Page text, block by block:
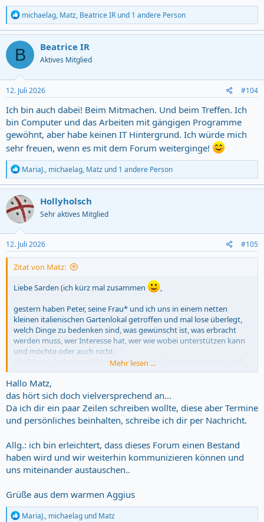
R
e
a
c
t
i
o
n
s
:
michaelag, Matz, Beatrice IR und 1 andere Person
B Beatrice IR
Aktives Mitglied
12. Juli 2026 #104
Ich bin auch dabei! Beim Mitmachen. Und beim Treffen. Ich
bin Computer und das Arbeiten mit gängigen Programme
gewöhnt, aber habe keinen IT Hintergrund. Ich würde mich
sehr freuen, wenn es mit dem Forum weiterginge!
R
e
a
c
t
i
o
n
s
:
MariaJ., michaelag, Matz und 1 andere Person
Hollyholsch
Sehr aktives Mitglied
12. Juli 2026 #105
Zitat von Matz:
Liebe Sarden (ich kürz mal zusammen
,
gestern haben Peter, seine Frau* und ich uns in einem netten
kleinen italienischen Gartenlokal getroffen und mal lose überlegt,
welch Dinge zu bedenken sind, was gewünscht ist, was erbracht
werden muss, wer Interesse hat, wer wie wobei unterstützen kann
und möchte oder auch nicht.
Alle Ideen, Gedanken, Wünsche, Aussagen, Bedenken wurden auf
den Tisch gebracht.
Anfragen, Angebote, Szenarien, Personen, Kunkurenten,
Vergangenheit, Finanzen, Steuern, Einnahmen, Ausgaben...
durchdacht.
Zuvorderst die Erklärung zum Stern (*) = Sie hat hier einige Kraft
einmal ganz öffentlich. Denn diese ist im technischen Bereich gar
nicht ohne!
Es wird einen Übergang oder ein Ende geben. Ihr alle seid gefragt.
Wenn es weiter geht, wird es auch Neues geben. Ideen, neue wie
alte, werden offen besprochen.
Mehr lesen ...
Hallo Matz,
das hört sich doch vielversprechend an...
Da ich dir ein paar Zeilen schreiben wollte, diese aber Termine
und persönliches beinhalten, schreibe ich dir per Nachricht.
Allg.: ich bin erleichtert, dass dieses Forum einen Bestand
haben wird und wir weiterhin kommunizieren können und
uns miteinander austauschen..
Grüße aus dem warmen Aggius
R
MariaJ., michaelag und Matz